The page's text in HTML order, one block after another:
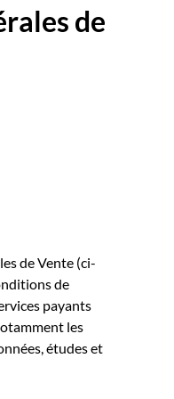
de
de Vente (ci-
de
payants
les
études et